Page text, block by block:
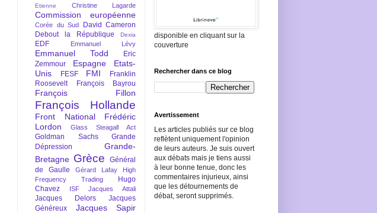
Etienne
Christine Lagarde
Commission européenne
Corée du Sud
David Cameron
Debout la République
Dexia
EDF Emmanuel Lévy
Emmanuel Todd
Eric
Zemmour
Espagne
Etats-
Unis
FESF FMI
Franklin
Roosevelt
François Bayrou
François Fillon
François Hollande
Front National
Frédéric
Lordon
Glass Steagall Act
Goldman Sachs
Grande
Dépression
Grande-
Bretagne Grèce
Général
de Gaulle
Gérard Lafay
High
Frequency Trading
Hugo
Chavez
ISF Jacques Attali
Jacques Delors
Jacques
Généreux
Jacques Sapir
disponible en cliquant sur la
couverture
Rechercher dans ce blog
Avertissement
Les articles publiés sur ce blog
reflètent uniquement l'opinion
de leurs auteurs. Je suis ouvert
aux débats mais je tiens aussi
à leur bonne tenue, donc les
commentaires injurieux, ainsi
que les détournements de
débat, seront supprimés.